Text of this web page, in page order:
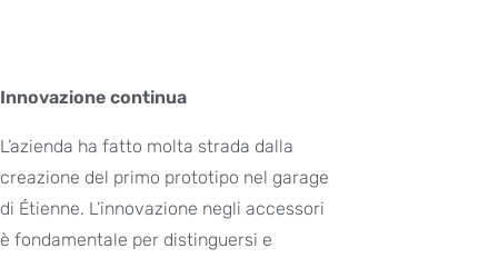
Innovazione continua
L’azienda ha fatto molta strada dalla
creazione del primo prototipo nel garage
di Étienne. L’innovazione negli accessori
è fondamentale per distinguersi e